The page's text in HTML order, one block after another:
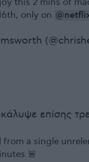
this 2 mins of
only on
επίσης
from a single
🚨